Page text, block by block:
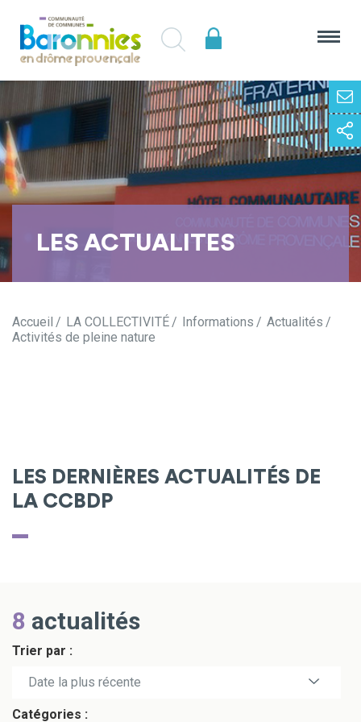
LES ACTUALITES
Accueil LA COLLECTIVITÉ Informations
Actualités
Activités de pleine nature
LES DERNIÈRES ACTUALITÉS DE
LA CCBDP
8 actualités
Trier par :
Date la plus récente
Date la plus ancienne
Catégories :